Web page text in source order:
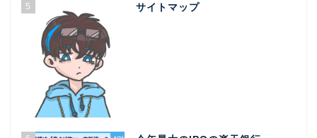
5 サイトマップ